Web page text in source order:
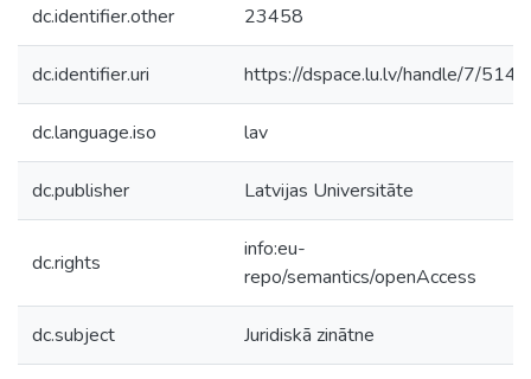
dc.identifier.other 23458
dc.identifier.uri https://dspace.lu.lv/handle/7/5141
dc.language.iso lav
dc.publisher Latvijas Universitāte
dc.rights
info:eu-
repo/semantics/openAccess
dc.subject Juridiskā zinātne